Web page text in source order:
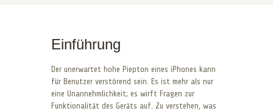
Einführung
Der unerwartet hohe Piepton eines iPhones kann
für Benutzer verstörend sein. Es ist mehr als nur
eine Unannehmlichkeit; es wirft Fragen zur
Funktionalität des Geräts auf. Zu verstehen, was